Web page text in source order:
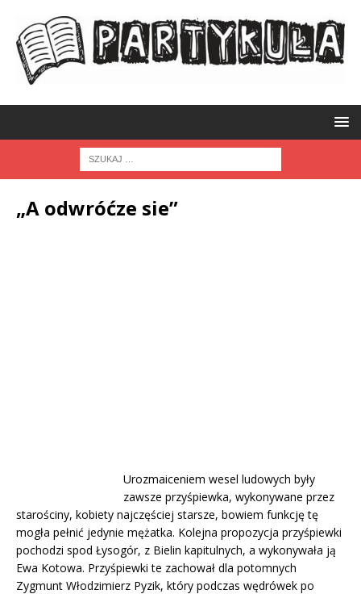
„A odwróćze sie”
Urozmaiceniem wesel ludowych były
zawsze przyśpiewka, wykonywane przez
starościny, kobiety najczęściej starsze, bowiem funkcję tę
mogła pełnić jedynie mężatka. Kolejna propozycja przyśpiewki
pochodzi spod Łysogór, z Bielin kapitulnych, a wykonywała ją
Ewa Kotowa. Przyśpiewki te zachował dla potomnych
Zygmunt Włodzimierz Pyzik, który podczas wędrówek po